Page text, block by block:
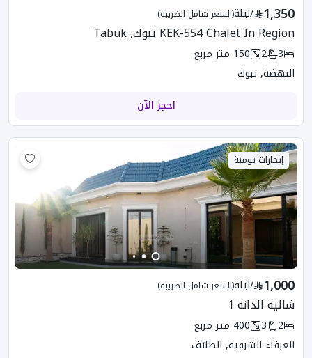
1,350
/ليلة(السعر شامل الضريبه)
KEK-554 Chalet In Region تبوك, Tabuk
3
2
150 متر مربع
النهضة, تبوك
احجز الآن
إيجارات يومية
1,000
/ليلة(السعر شامل الضريبه)
شاليه الدانه 1
2
3
400 متر مربع
العرفاء الشرقية, الطائف